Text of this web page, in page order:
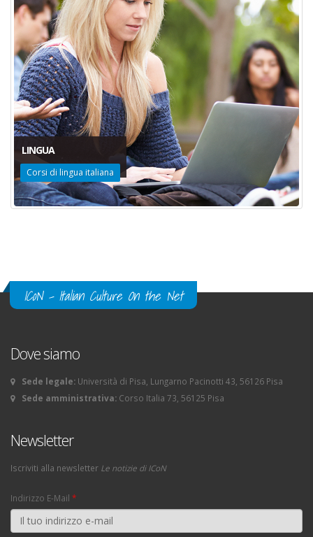
LINGUA
Corsi di lingua italiana
ICoN - Italian Culture On the Net
Dove siamo
Sede legale: Università di Pisa, Lungarno Pacinotti 43, 56126 Pisa
Sede amministrativa: Corso Italia 73, 56125 Pisa
Newsletter
Iscriviti alla newsletter Le notizie di ICoN
Indirizzo E-Mail *